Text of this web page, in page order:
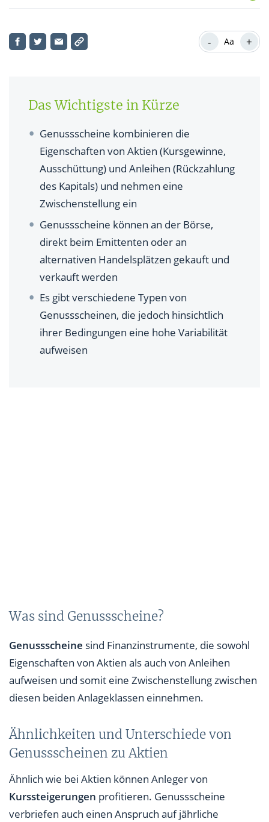
Welche Arten von Genussscheinen gibt es?
Was sind die Chancen und Risiken von
Genussscheinen?
Fazit: Sind Genussscheine eine sinnvolle Investition
für Privatanleger?
- Aa +
Das Wichtigste in Kürze
Genussscheine kombinieren die
Eigenschaften von Aktien (Kursgewinne,
Ausschüttung) und Anleihen (Rückzahlung
des Kapitals) und nehmen eine
Zwischenstellung ein
Genussscheine können an der Börse,
direkt beim Emittenten oder an
alternativen Handelsplätzen gekauft und
verkauft werden
Es gibt verschiedene Typen von
Genussscheinen, die jedoch hinsichtlich
ihrer Bedingungen eine hohe Variabilität
aufweisen
Was sind Genussscheine?
Genussscheine sind Finanzinstrumente, die sowohl
Eigenschaften von Aktien als auch von Anleihen
aufweisen und somit eine Zwischenstellung zwischen
diesen beiden Anlageklassen einnehmen.
Ähnlichkeiten und Unterschiede von
Genussscheinen zu Aktien
Ähnlich wie bei Aktien können Anleger von
Kurssteigerungen profitieren. Genussscheine
verbriefen auch einen Anspruch auf jährliche